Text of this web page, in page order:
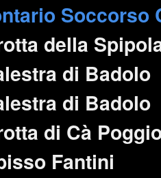
Soccorso
della
di Badolo
di Badolo
di Cà
Fantini